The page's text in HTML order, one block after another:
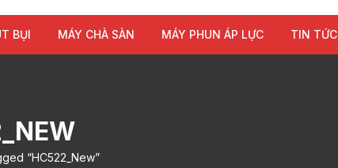
BỤI MÁY CHÀ SÀN MÁY PHUN ÁP LỰC TIN TỨC
“HC522_New”